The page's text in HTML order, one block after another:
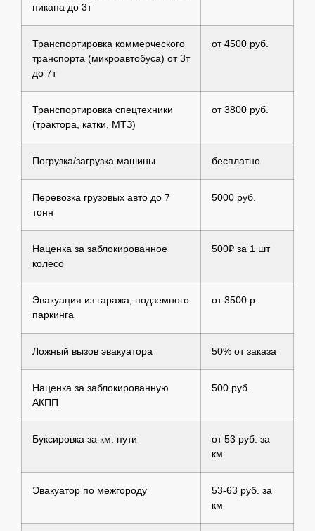
пикапа до 3т
Транспортировка коммерческого
транспорта (микроавтобуса) от 3т
до 7т
от 4500 руб.
Транспортировка спецтехники
(трактора, катки, МТЗ)
от 3800 руб.
Погрузка/загрузка машины бесплатно
Перевозка грузовых авто до 7
тонн
5000 руб.
Наценка за заблокированное
колесо
500₽ за 1 шт
Эвакуация из гаража, подземного
паркинга
от 3500 р.
Ложный вызов эвакуатора 50% от заказа
Наценка за заблокированную
АКПП
500 руб.
Буксировка за км. пути
от 53 руб. за
км
Эвакуатор по межгороду
53-63 руб. за
км